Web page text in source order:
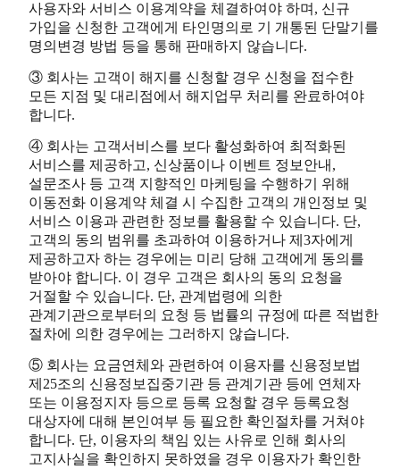
사용자와 서비스 이용계약을 체결하여야 하며, 신규
가입을 신청한 고객에게 타인명의로 기 개통된 단말기를
명의변경 방법 등을 통해 판매하지 않습니다.
③ 회사는 고객이 해지를 신청할 경우 신청을 접수한
모든 지점 및 대리점에서 해지업무 처리를 완료하여야
합니다.
④ 회사는 고객서비스를 보다 활성화하여 최적화된
서비스를 제공하고, 신상품이나 이벤트 정보안내,
설문조사 등 고객 지향적인 마케팅을 수행하기 위해
이동전화 이용계약 체결 시 수집한 고객의 개인정보 및
서비스 이용과 관련한 정보를 활용할 수 있습니다. 단,
고객의 동의 범위를 초과하여 이용하거나 제3자에게
제공하고자 하는 경우에는 미리 당해 고객에게 동의를
받아야 합니다. 이 경우 고객은 회사의 동의 요청을
거절할 수 있습니다. 단, 관계법령에 의한
관계기관으로부터의 요청 등 법률의 규정에 따른 적법한
절차에 의한 경우에는 그러하지 않습니다.
⑤ 회사는 요금연체와 관련하여 이용자를 신용정보법
제25조의 신용정보집중기관 등 관계기관 등에 연체자
또는 이용정지자 등으로 등록 요청할 경우 등록요청
대상자에 대해 본인여부 등 필요한 확인절차를 거쳐야
합니다. 단, 이용자의 책임 있는 사유로 인해 회사의
고지사실을 확인하지 못하였을 경우 이용자가 확인한